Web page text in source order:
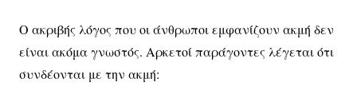
Ο ακριβής λόγος που οι άνθρωποι εμφανίζουν ακμή δεν
είναι ακόμα γνωστός. Αρκετοί παράγοντες λέγεται ότι
συνδέονται με την ακμή: